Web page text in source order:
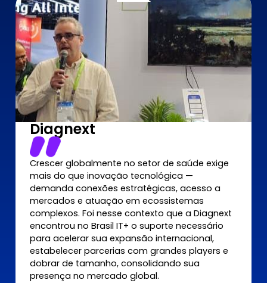
Diagnext
Crescer globalmente no setor de saúde exige
mais do que inovação tecnológica —
demanda conexões estratégicas, acesso a
mercados e atuação em ecossistemas
complexos. Foi nesse contexto que a Diagnext
encontrou no Brasil IT+ o suporte necessário
para acelerar sua expansão internacional,
estabelecer parcerias com grandes players e
dobrar de tamanho, consolidando sua
presença no mercado global.